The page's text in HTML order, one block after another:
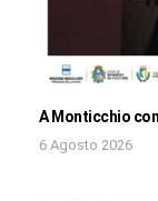
A Monticchio
6 Agosto 2026